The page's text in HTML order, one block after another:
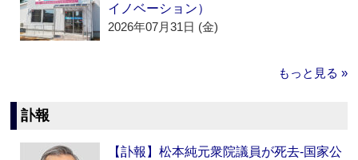
イノベーション）
2026年07月31日 (金)
もっと見る »
訃報
【訃報】松本純元衆院議員が死去‐国家公